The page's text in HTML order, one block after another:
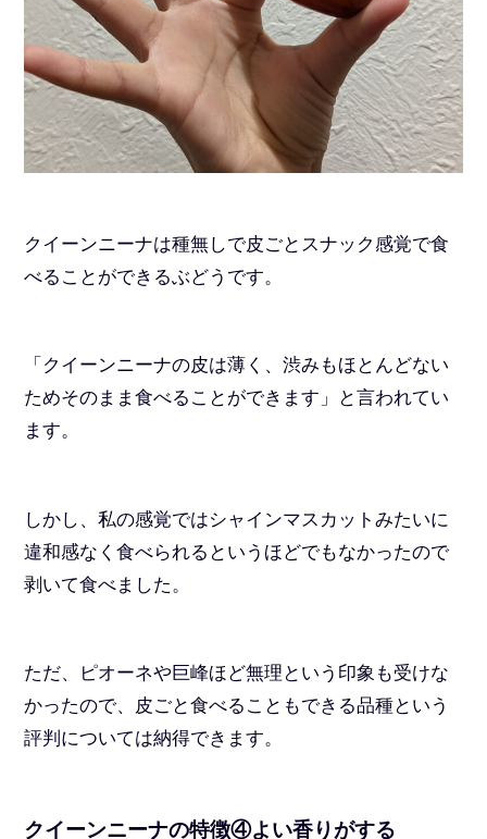
クイーンニーナは種無しで皮ごとスナック感覚で食
べることができるぶどうです。
「クイーンニーナの皮は薄く、渋みもほとんどない
ためそのまま食べることができます」と言われてい
ます。
しかし、私の感覚ではシャインマスカットみたいに
違和感なく食べられるというほどでもなかったので
剥いて食べました。
ただ、ピオーネや巨峰ほど無理という印象も受けな
かったので、皮ごと食べることもできる品種という
評判については納得できます。
クイーンニーナの特徴④よい香りがする